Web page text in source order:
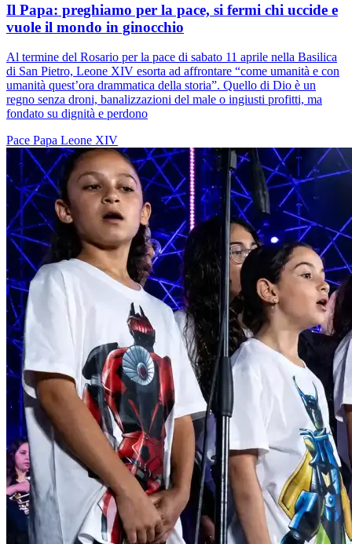
Il Papa: preghiamo per la pace, si fermi chi uccide e
vuole il mondo in ginocchio
Al termine del Rosario per la pace di sabato 11 aprile nella Basilica
di San Pietro, Leone XIV esorta ad affrontare “come umanità e con
umanità quest’ora drammatica della storia”. Quello di Dio è un
regno senza droni, banalizzazioni del male o ingiusti profitti, ma
fondato su dignità e perdono
Pace Papa Leone XIV